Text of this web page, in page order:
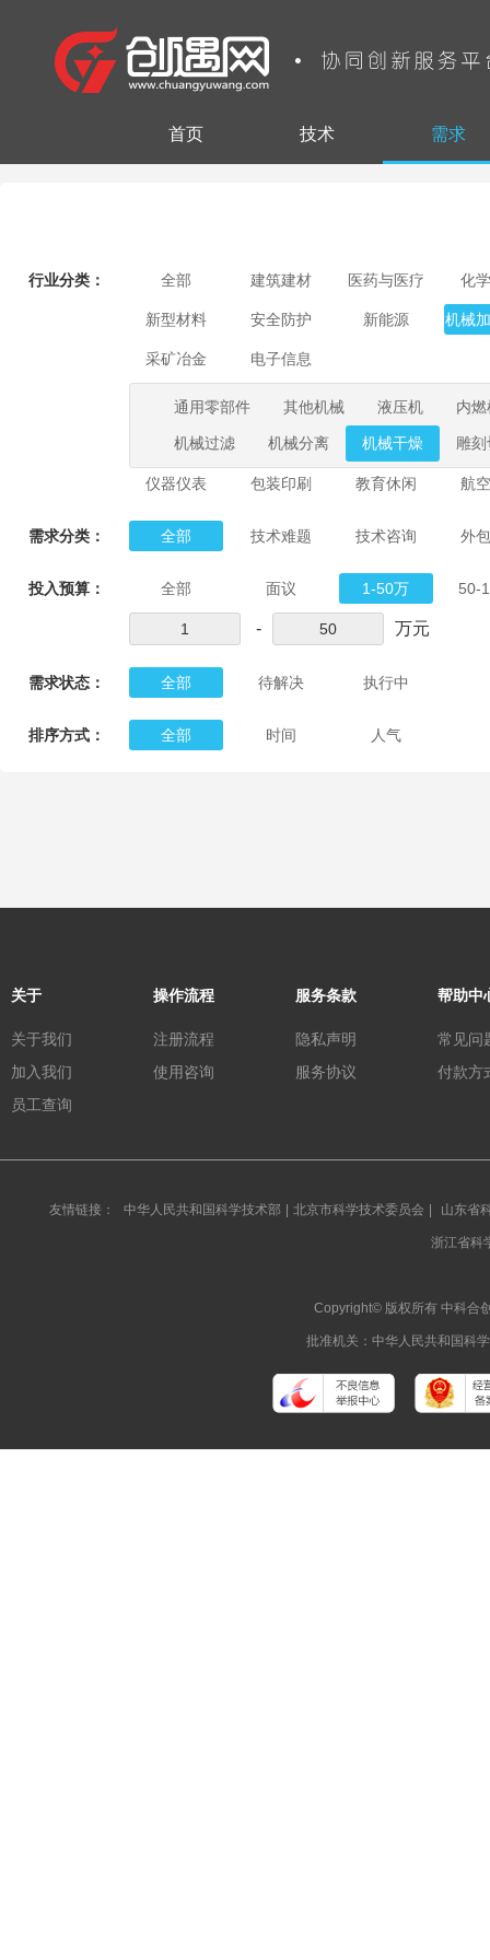
首页 技术 需求
行业分类： 全部 建筑建材 医药与医疗 化
新型材料 安全防护 新能源 机械
采矿冶金 电子信息
通用零部件 其他机械 液压机 内燃
机械过滤 机械分离 机械干燥 雕
仪器仪表 包装印刷 教育休闲 航
需求分类： 全部 技术难题 技术咨询 外
投入预算： 全部 面议 1-50万 50-
- 万元
需求状态： 全部 待解决 执行中
排序方式： 全部 时间 人气
关于
关于我们
加入我们
员工查询
操作流程
注册流程
使用咨询
服务条款
隐私声明
服务协议
帮助中
常见问
付款方
友情链接： 中华人民共和国科学技术部 北京市科学技术委员会 山东省
浙江省科
Copyright© 版权所有 中科
批准机关：中华人民共和国